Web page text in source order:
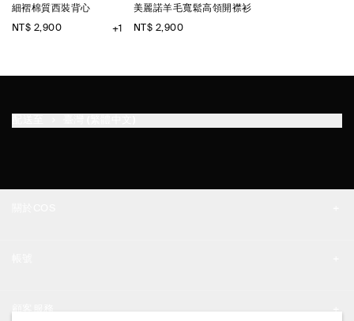
細褶棉質西裝背心
NT$ 2,900 +1
美麗諾羊毛寬鬆高領開襟衫
NT$ 2,900